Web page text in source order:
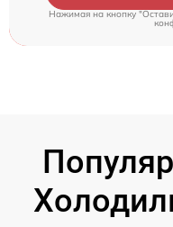
Нажимая на кнопку